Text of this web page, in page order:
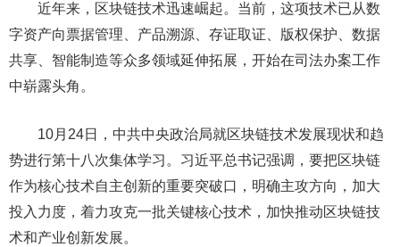
近年来，区块链技术迅速崛起。当前，这项技术已从数
字资产向票据管理、产品溯源、存证取证、版权保护、数据
共享、智能制造等众多领域延伸拓展，开始在司法办案工作
中崭露头角。
10月24日，中共中央政治局就区块链技术发展现状和趋
势进行第十八次集体学习。习近平总书记强调，要把区块链
作为核心技术自主创新的重要突破口，明确主攻方向，加大
投入力度，着力攻克一批关键核心技术，加快推动区块链技
术和产业创新发展。